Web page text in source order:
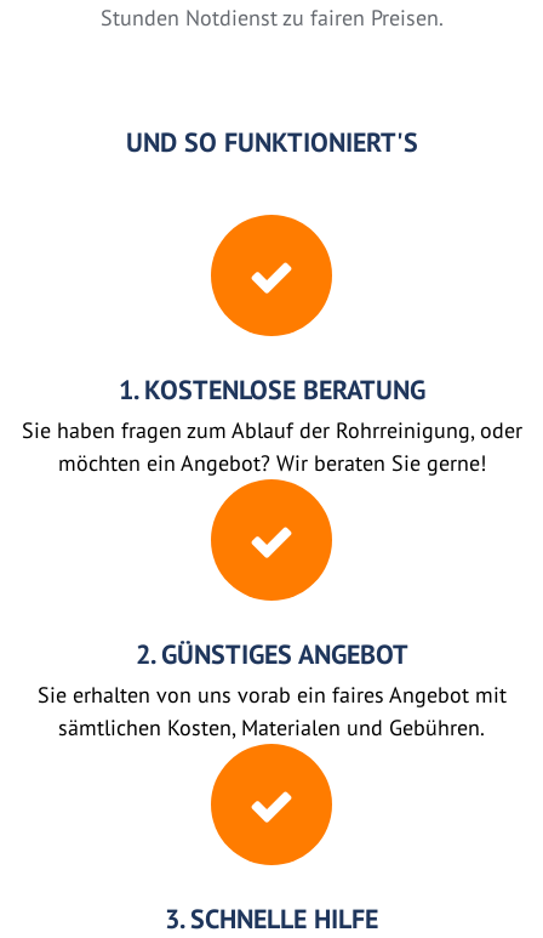
Stunden Notdienst zu fairen Preisen.
UND SO FUNKTIONIERT'S
1. KOSTENLOSE BERATUNG
Sie haben fragen zum Ablauf der Rohrreinigung, oder
möchten ein Angebot? Wir beraten Sie gerne!
2. GÜNSTIGES ANGEBOT
Sie erhalten von uns vorab ein faires Angebot mit
sämtlichen Kosten, Materialen und Gebühren.
3. SCHNELLE HILFE